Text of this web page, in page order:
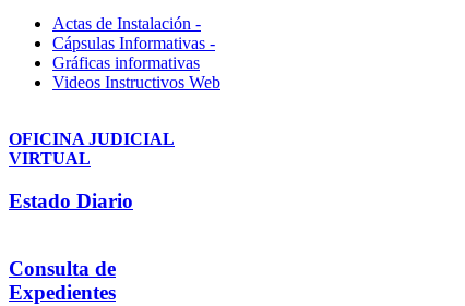
Actas de Instalación -
Cápsulas Informativas -
Gráficas informativas
Videos Instructivos Web
OFICINA JUDICIAL
VIRTUAL
Estado Diario
Consulta de
Expedientes